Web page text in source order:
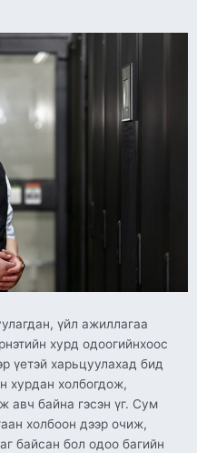
үйл ажиллагаа
хурд одоогийнхоос
үетэй харьцуулахад бид
хурдан холбогдож,
авч байна гэсэн үг. Сум
холбоон дээр очиж,
байсан бол одоо багийн